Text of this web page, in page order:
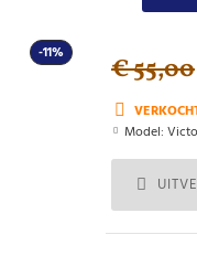
-11%
Model:
€ 55,00